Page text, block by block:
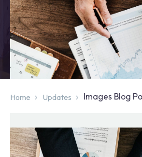
Home Updates Images Blog